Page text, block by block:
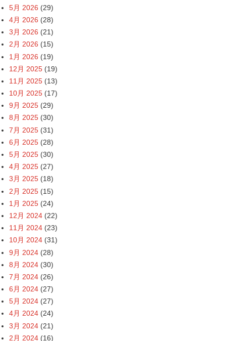
5月 2026 (29)
4月 2026 (28)
3月 2026 (21)
2月 2026 (15)
1月 2026 (19)
12月 2025 (19)
11月 2025 (13)
10月 2025 (17)
9月 2025 (29)
8月 2025 (30)
7月 2025 (31)
6月 2025 (28)
5月 2025 (30)
4月 2025 (27)
3月 2025 (18)
2月 2025 (15)
1月 2025 (24)
12月 2024 (22)
11月 2024 (23)
10月 2024 (31)
9月 2024 (28)
8月 2024 (30)
7月 2024 (26)
6月 2024 (27)
5月 2024 (27)
4月 2024 (24)
3月 2024 (21)
2月 2024 (16)